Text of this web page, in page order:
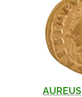
AUREUS